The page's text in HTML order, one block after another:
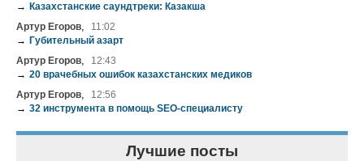
→
Казахстанские саундтреки: Казакша
Артур Егоров,
11:02
→
Губительный азарт
Артур Егоров,
12:43
→ 20 врачебных ошибок казахстанских медиков
Артур Егоров,
12:56
→ 32 инструмента в помощь SEO-специалисту
Лучшие посты